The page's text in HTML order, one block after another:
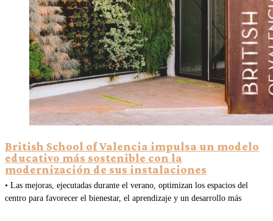
British School of Valencia impulsa un modelo
educativo más sostenible con la
modernización de sus instalaciones
• Las mejoras, ejecutadas durante el verano, optimizan los espacios del
centro para favorecer el bienestar, el aprendizaje y un desarrollo más